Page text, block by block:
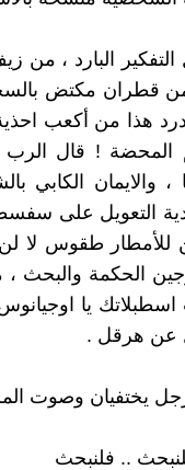
البارد ، من
قطران مكتض
هذا من أكعب
المحضة ! قال
والايمان الكابي
التعويل على
للأمطار طقوس لا
الحكمة
يا
عن هرقل .
يختفيان وصوت
.. فلنبحث